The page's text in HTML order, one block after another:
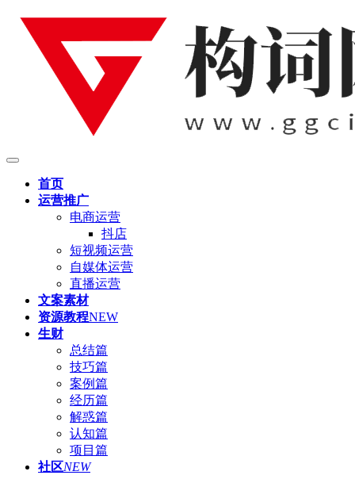
首页
运营推广
电商运营
抖店
短视频运营
自媒体运营
直播运营
文案素材
资源教程NEW
生财
总结篇
技巧篇
案例篇
经历篇
解惑篇
认知篇
项目篇
社区NEW